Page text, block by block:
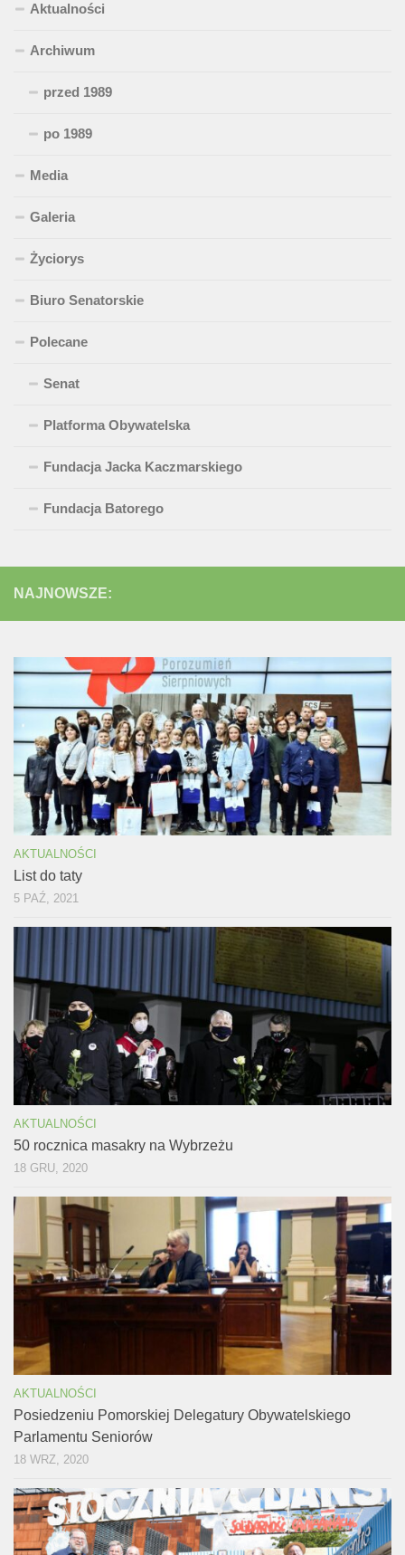
Aktualności
Archiwum
przed 1989
po 1989
Media
Galeria
Życiorys
Biuro Senatorskie
Polecane
Senat
Platforma Obywatelska
Fundacja Jacka Kaczmarskiego
Fundacja Batorego
NAJNOWSZE:
AKTUALNOŚCI
List do taty
5 PAŹ, 2021
AKTUALNOŚCI
50 rocznica masakry na Wybrzeżu
18 GRU, 2020
AKTUALNOŚCI
Posiedzeniu Pomorskiej Delegatury Obywatelskiego
Parlamentu Seniorów
18 WRZ, 2020